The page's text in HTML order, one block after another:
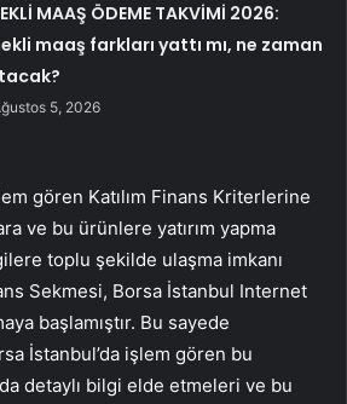
MAAŞ ÖDEME TAKVİMİ 2026:
maaş farkları yattı mı, ne zaman
5, 2026
gören Katılım Finans Kriterlerine
ve bu ürünlere yatırım yapma
toplu şekilde ulaşma imkanı
Sekmesi, Borsa İstanbul Internet
başlamıştır. Bu sayede
İstanbul’da işlem gören bu
detaylı bilgi elde etmeleri ve bu